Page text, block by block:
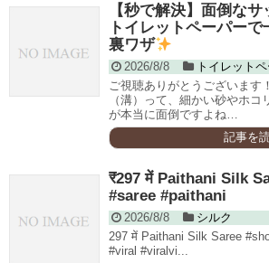
【秒で解決】面倒なサ
トイレットペーパー
裏ワザ
2026/8/8
トイレット
ご視聴ありがとうございます
（溝）って、細かい砂やホ
が本当に面倒ですよね…
記事を
​₹297 में Paithani Silk
#saree #paithani
2026/8/8
シルク
297 में Paithani Silk Saree
#viral #viralvi...